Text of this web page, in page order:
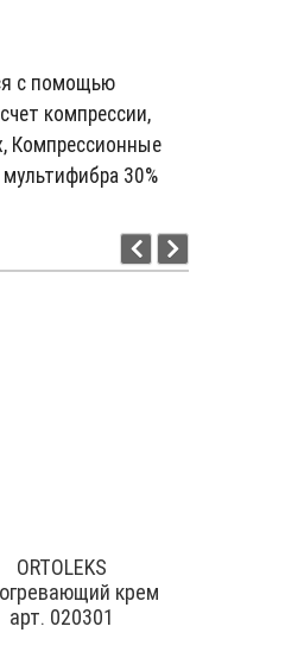
с помощью
компрессии,
Компрессионные
30%
ORTOLEKS
крем
арт. 020301